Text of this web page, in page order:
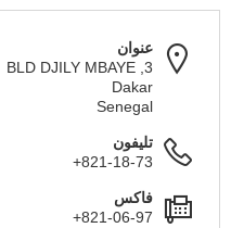
عنوان
3, BLD DJILY MBAYE
Dakar
Senegal
تليفون
+821-18-73
فاكس
+821-06-97